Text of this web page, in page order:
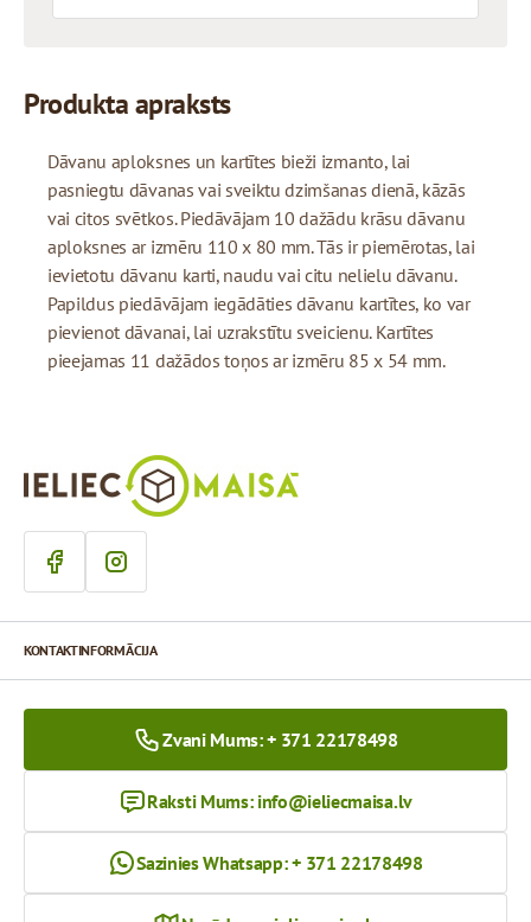
Produkta apraksts
Dāvanu aploksnes un kartītes bieži izmanto, lai
pasniegtu dāvanas vai sveiktu dzimšanas dienā, kāzās
vai citos svētkos. Piedāvājam 10 dažādu krāsu dāvanu
aploksnes ar izmēru 110 x 80 mm. Tās ir piemērotas, lai
ievietotu dāvanu karti, naudu vai citu nelielu dāvanu.
Papildus piedāvājam iegādāties dāvanu kartītes, ko var
pievienot dāvanai, lai uzrakstītu sveicienu. Kartītes
pieejamas 11 dažādos toņos ar izmēru 85 x 54 mm.
KONTAKTINFORMĀCIJA
Zvani Mums: + 371 22178498
Raksti Mums: info@ieliecmaisa.lv
Sazinies Whatsapp: + 371 22178498